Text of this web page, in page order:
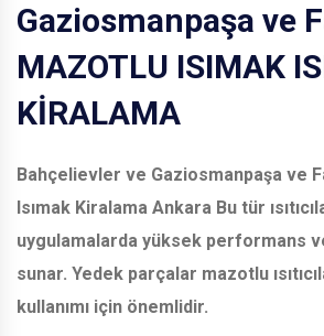
Gaziosmanpaşa ve
MAZOTLU ISIMAK
KİRALAMA
Bahçelievler ve Gaziosmanpaşa ve
Isımak Kiralama Ankara Bu tür
uygulamalarda yüksek performans ve
sunar. Yedek parçalar mazotlu
kullanımı için önemlidir.